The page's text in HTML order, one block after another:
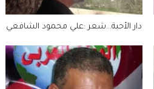
دار الأحبة…شعر :علي محمود الشافعي